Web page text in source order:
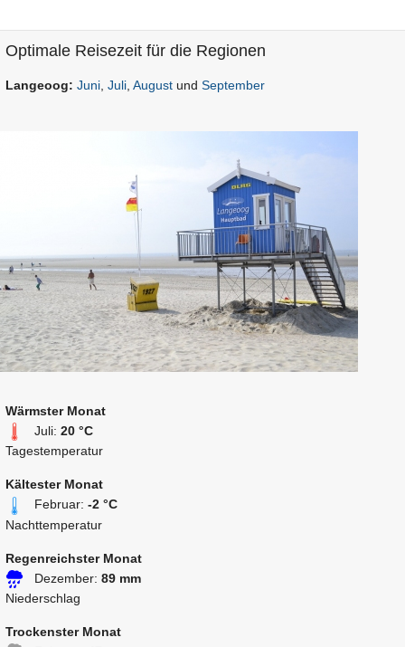
Optimale Reisezeit für die Regionen
Langeoog: Juni Juli August und September
Wärmster Monat
Juli: 20 °C
Tagestemperatur
Kältester Monat
Februar: -2 °C
Nachttemperatur
Regenreichster Monat
Dezember: 89 mm
Niederschlag
Trockenster Monat